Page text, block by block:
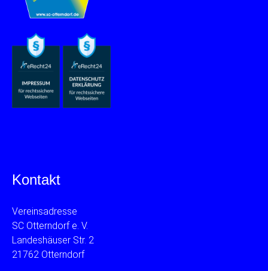
Kontakt
Vereinsadresse
SC Otterndorf e. V.
Landeshäuser Str. 2
21762 Otterndorf